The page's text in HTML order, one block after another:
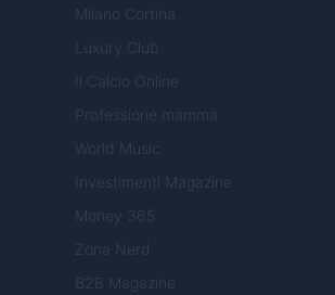
Milano Cortina
Luxury Club
Il Calcio Online
Professione mamma
World Music
Investimenti Magazine
Money 365
Zona Nerd
B2B Magazine